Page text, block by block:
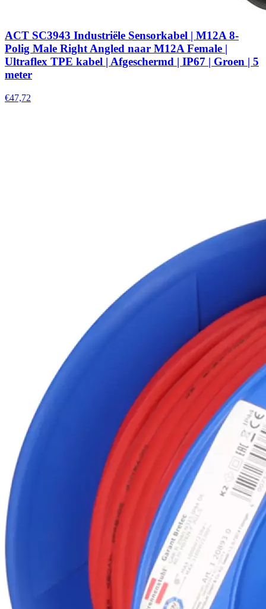
ACT SC3943 Industriële Sensorkabel | M12A 8-
Polig Male Right Angled naar M12A Female |
Ultraflex TPE kabel | Afgeschermd | IP67 | Groen | 5
meter
€47,72